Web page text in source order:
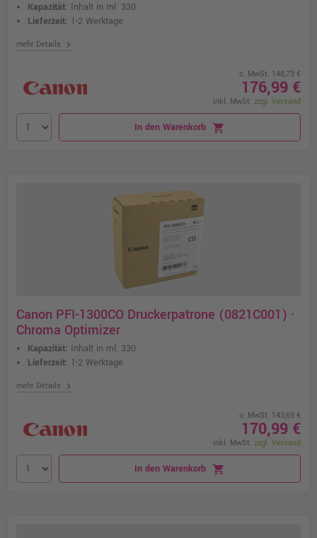
Kapazität: Inhalt in ml: 330
Lieferzeit: 1-2 Werktage
mehr Details chevron_right
o. MwSt. 148,73 €
176,99 €
inkl. MwSt. zzgl. Versand
In den Warenkorb shopping_cart
Canon PFI-1300CO Druckerpatrone (0821C001) ·
Chroma Optimizer
Kapazität: Inhalt in ml: 330
Lieferzeit: 1-2 Werktage
mehr Details chevron_right
o. MwSt. 143,69 €
170,99 €
inkl. MwSt. zzgl. Versand
In den Warenkorb shopping_cart